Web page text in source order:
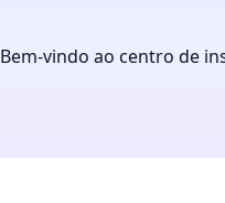
Bem-vindo ao centro de